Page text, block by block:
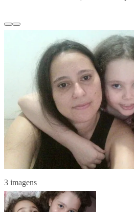
3 imagens